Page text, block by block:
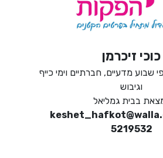
כוכי זיכרמן
שבוע מדעיים, חברתיים וימי כייף
וגיבוש
בבית גמליאל
5219532